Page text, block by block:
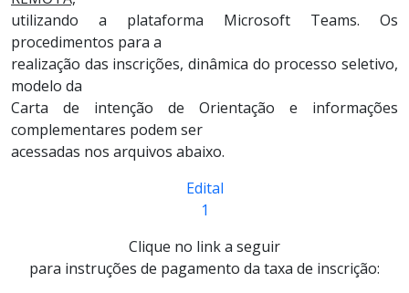
utilizando a plataforma Microsoft Teams. Os
procedimentos para a
realização das inscrições, dinâmica do processo seletivo,
modelo da
Carta de intenção de Orientação e informações
complementares podem ser
acessadas nos arquivos abaixo.
Edital
1
Clique no link a seguir
para instruções de pagamento da taxa de inscrição: